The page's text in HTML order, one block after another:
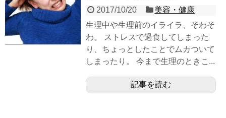
2017/10/20
美容・健康
生理中や生理前のイライラ、そわそ
わ。 ストレスで過食してしまった
り、ちょっとしたことでムカついて
しまったり。 今まで生理のときこ...
記事を読む